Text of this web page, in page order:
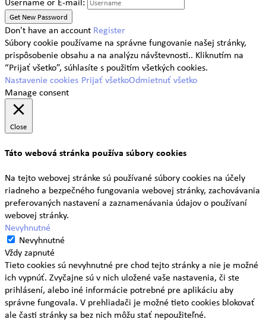
Don't have an account Register
Súbory cookie používame na správne fungovanie našej stránky,
prispôsobenie obsahu a na analýzu návštevnosti.. Kliknutím na
“Prijať všetko”, súhlasíte s použitím všetkých cookies.
Nastavenie cookies Prijať všetkoOdmietnuť všetko
Manage consent
Close
Táto webová stránka používa súbory cookies
Na tejto webovej stránke sú používané súbory cookies na účely
riadneho a bezpečného fungovania webovej stránky, zachovávania
preferovaných nastavení a zaznamenávania údajov o používaní
webovej stránky.
Nevyhnutné
Nevyhnutné
Vždy zapnuté
Tieto cookies sú nevyhnutné pre chod tejto stránky a nie je možné
ich vypnúť. Zvyčajne sú v nich uložené vaše nastavenia, či ste
prihlásení, alebo iné informácie potrebné pre aplikáciu aby
správne fungovala. V prehliadači je možné tieto cookies blokovať
ale časti stránky sa bez nich môžu stať nepoužiteľné.